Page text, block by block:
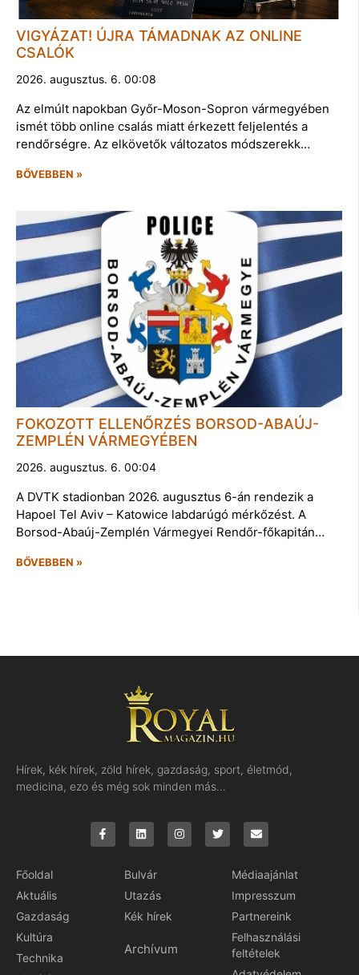
VIGYÁZAT! ÚJRA TÁMADNAK AZ ONLINE
CSALÓK
2026. augusztus. 6. 00:08
Az elmúlt napokban Győr-Moson-Sopron vármegyében
ismét több online csalás miatt érkezett feljelentés a
rendőrségre. Az elkövetők változatos módszerekk…
BŐVEBBEN »
FOKOZOTT ELLENŐRZÉS BORSOD-ABAÚJ-
ZEMPLÉN VÁRMEGYÉBEN
2026. augusztus. 6. 00:04
A DVTK stadionban 2026. augusztus 6-án rendezik a
Hapoel Tel Aviv – Katowice labdarúgó mérkőzést. A
Borsod-Abaúj-Zemplén Vármegyei Rendőr-főkapitán…
BŐVEBBEN »
Hírek, kék hírek, zöld hírek, gazdaság, sport, életmód,
medicina, ezo és még sok minden más…
Főoldal
Aktuális
Gazdaság
Kultúra
Technika
Bulvár
Utazás
Kék hírek
Archívum
Médiaajánlat
Impresszum
Partnereink
Felhasználási
feltételek